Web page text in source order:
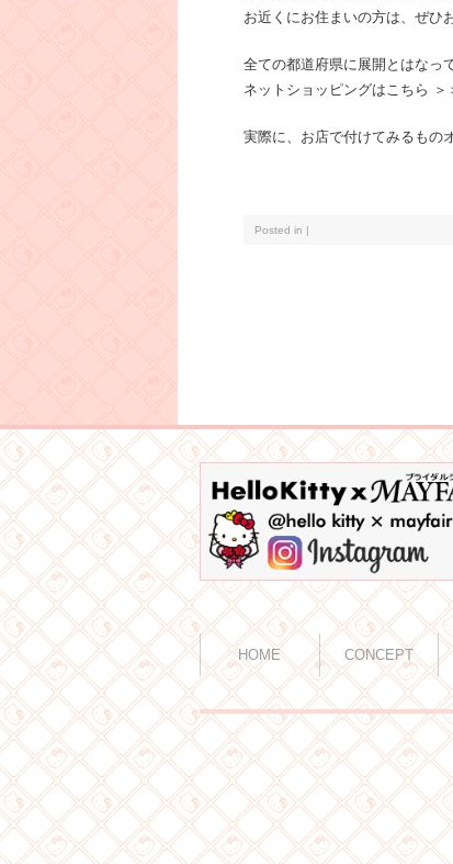
お近くにお住まいの方は、ぜひ
全ての都道府県に展開とはなっ
ネットショッピングはこちら ＞
実際に、お店で付けてみるもの
Posted in |
HOME CONCEPT